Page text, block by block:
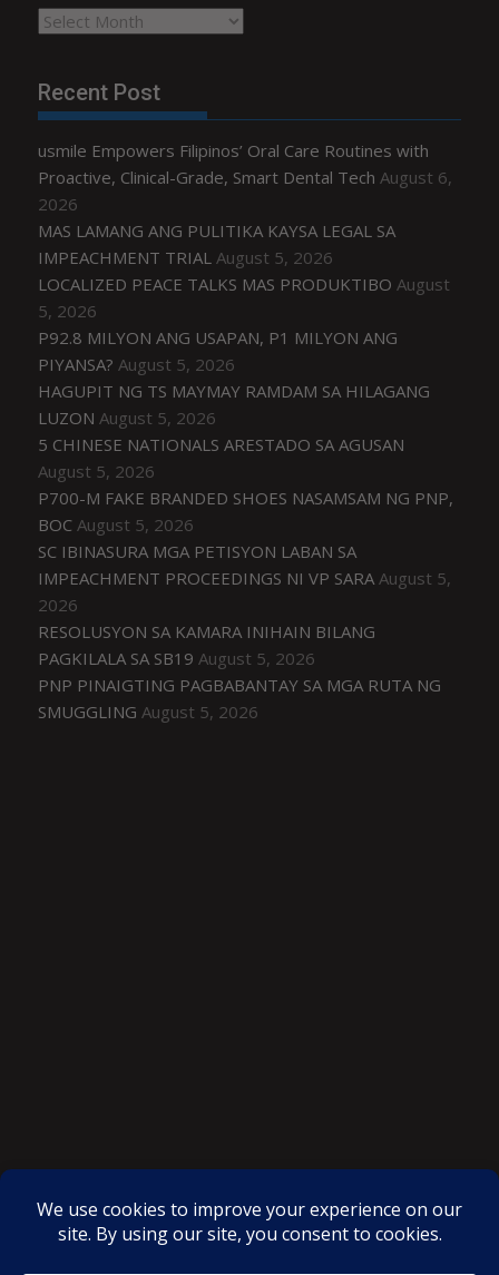
Archives
Recent Post
usmile Empowers Filipinos’ Oral Care Routines with
Proactive, Clinical-Grade, Smart Dental Tech August 6,
2026
MAS LAMANG ANG PULITIKA KAYSA LEGAL SA
IMPEACHMENT TRIAL August 5, 2026
LOCALIZED PEACE TALKS MAS PRODUKTIBO August
5, 2026
P92.8 MILYON ANG USAPAN, P1 MILYON ANG
PIYANSA? August 5, 2026
HAGUPIT NG TS MAYMAY RAMDAM SA HILAGANG
LUZON August 5, 2026
5 CHINESE NATIONALS ARESTADO SA AGUSAN
August 5, 2026
P700-M FAKE BRANDED SHOES NASAMSAM NG PNP,
BOC August 5, 2026
SC IBINASURA MGA PETISYON LABAN SA
IMPEACHMENT PROCEEDINGS NI VP SARA August 5,
2026
RESOLUSYON SA KAMARA INIHAIN BILANG
PAGKILALA SA SB19 August 5, 2026
PNP PINAIGTING PAGBABANTAY SA MGA RUTA NG
SMUGGLING August 5, 2026